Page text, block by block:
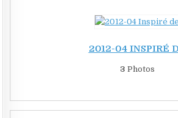
2012-04 INSPIRÉ
3 Photos